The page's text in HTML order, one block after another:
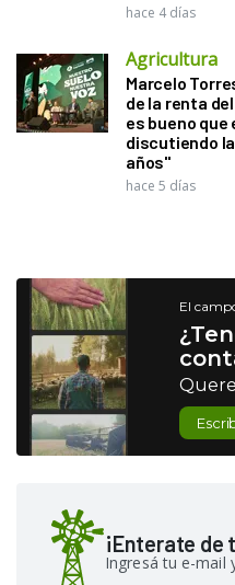
hace 4 días
Agricultura
Marcelo
de la renta
es bueno que
discutiendo
años"
hace 5 días
El
¡Enterate de
Ingresá tu e-mail